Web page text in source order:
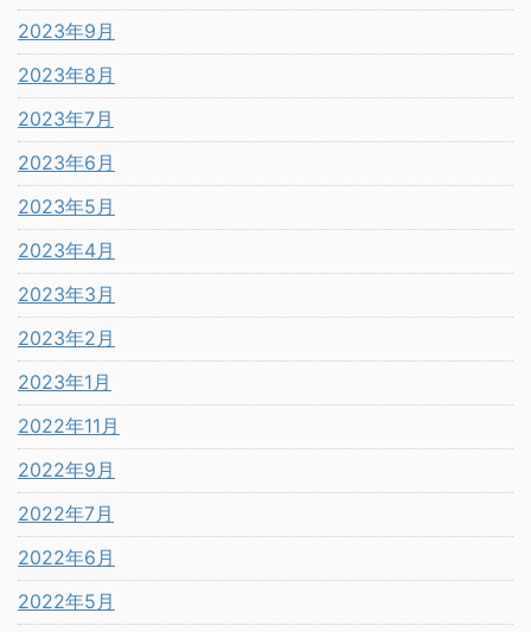
2023年9月
2023年8月
2023年7月
2023年6月
2023年5月
2023年4月
2023年3月
2023年2月
2023年1月
2022年11月
2022年9月
2022年7月
2022年6月
2022年5月